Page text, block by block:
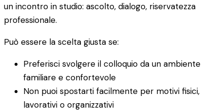
un incontro in studio: ascolto, dialogo, riservatezza
professionale.
Può essere la scelta giusta se:
Preferisci svolgere il colloquio da un ambiente
familiare e confortevole
Non puoi spostarti facilmente per motivi fisici,
lavorativi o organizzativi